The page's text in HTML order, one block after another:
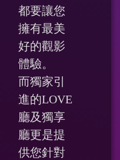
都要讓您
擁有最美
好的觀影
體驗。
而獨家引
進的LOVE
廳及獨享
廳更是提
供您針對